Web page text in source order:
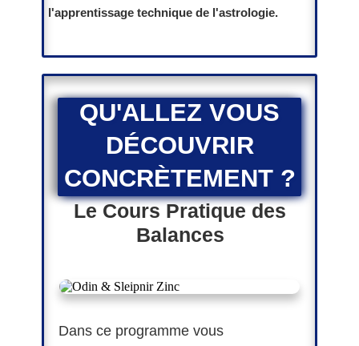
l'apprentissage technique de l'astrologie.
QU'ALLEZ VOUS
DÉCOUVRIR
CONCRÈTEMENT ?
Le Cours Pratique des
Balances
Dans ce programme vous